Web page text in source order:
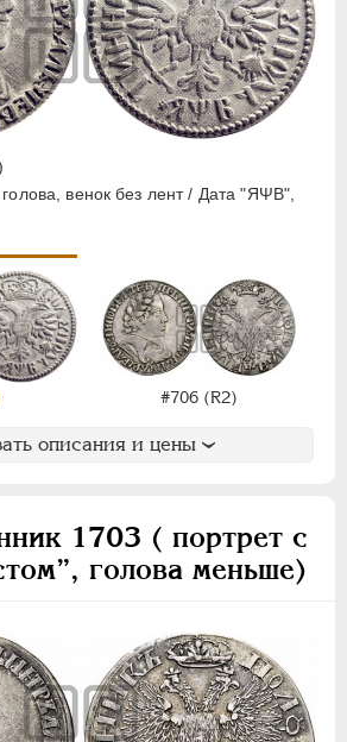
венок без лент / Дата "ЯΨВ",
#706 (R2)
описания и цены
1703 ( портрет с
голова меньше)